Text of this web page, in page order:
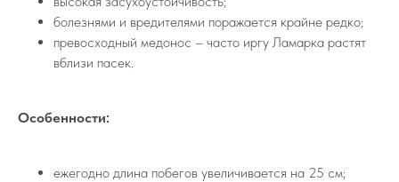
болезнями и вредителями поражается крайне редко;
превосходный медонос – часто иргу Ламарка растят
вблизи пасек.
Особенности:
ежегодно длина побегов увеличивается на 25 см;